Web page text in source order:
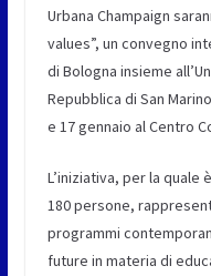
Urbana Champaign
values”, un convegno
di Bologna insieme
Repubblica di San
e 17 gennaio al Centro
L’iniziativa, per la quale
180 persone,
programmi
future in materia di